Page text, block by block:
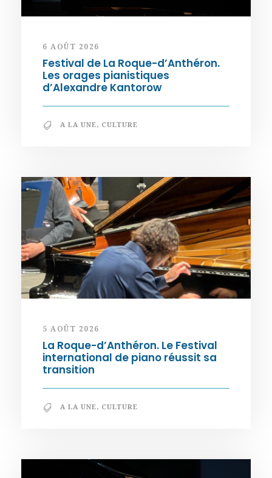
6 AOÛT 2026
Festival de La Roque-d’Anthéron.
Les orages pianistiques
d’Alexandre Kantorow
A LA UNE, CULTURE
5 AOÛT 2026
La Roque-d’Anthéron. Le Festival
international de piano réussit sa
transition
A LA UNE, CULTURE